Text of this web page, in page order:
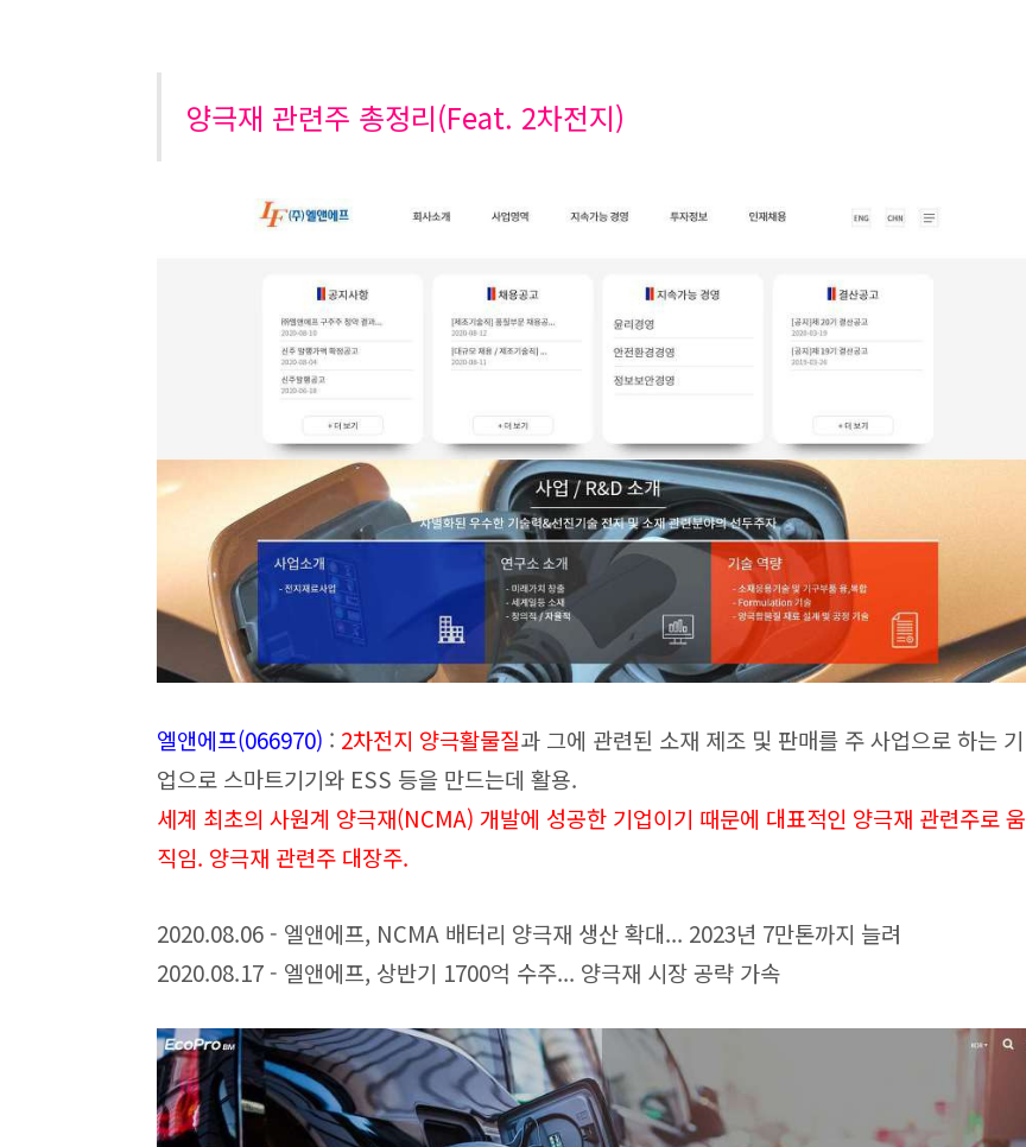
양극재 관련주 총정리(Feat. 2차전지)
엘앤에프(066970) : 2차전지 양극활물질과 그에 관련된 소재 제조 및 판매를 주 사업으로 하는 기
업으로 스마트기기와 ESS 등을 만드는데 활용.
세계 최초의 사원계 양극재(NCMA) 개발에 성공한 기업이기 때문에 대표적인 양극재 관련주로 움
직임. 양극재 관련주 대장주.
2020.08.06 - 엘앤에프, NCMA 배터리 양극재 생산 확대... 2023년 7만톤까지 늘려
2020.08.17 - 엘앤에프, 상반기 1700억 수주... 양극재 시장 공략 가속